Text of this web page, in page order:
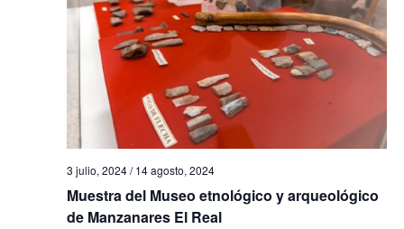
c
i
ó
d
e
i
ó
n
e
v
s
3 julio, 2024/14 agosto, 2024
Muestra del Museo etnológico y arqueológico
de Manzanares El Real